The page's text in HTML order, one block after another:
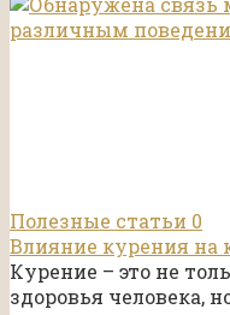
Полезные статьи 0
Влияние курения на
Курение – это не
здоровья человека,